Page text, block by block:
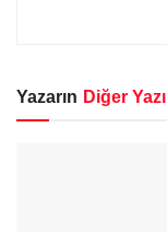
Yazarın Diğer